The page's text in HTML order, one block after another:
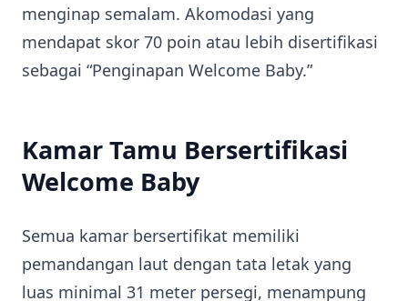
menginap semalam. Akomodasi yang
mendapat skor 70 poin atau lebih disertifikasi
sebagai “Penginapan Welcome Baby.”
Kamar Tamu Bersertifikasi
Welcome Baby
Semua kamar bersertifikat memiliki
pemandangan laut dengan tata letak yang
luas minimal 31 meter persegi, menampung